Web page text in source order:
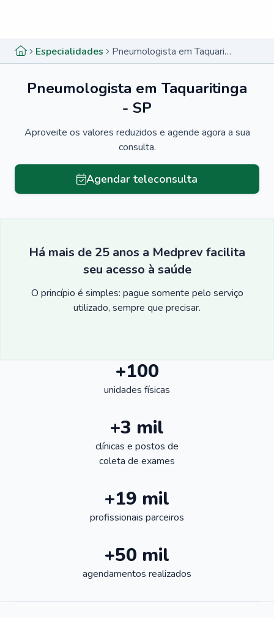
Especialidades Pneumologista em Taquaritinga - SP
Pneumologista em Taquaritinga
- SP
Aproveite os valores reduzidos e agende agora a sua
consulta.
Agendar teleconsulta
Há mais de 25 anos a Medprev facilita
seu acesso à saúde
O princípio é simples: pague somente pelo serviço
utilizado, sempre que precisar.
+100
unidades físicas
+3 mil
clínicas e postos de
coleta de exames
+19 mil
profissionais parceiros
+50 mil
agendamentos realizados